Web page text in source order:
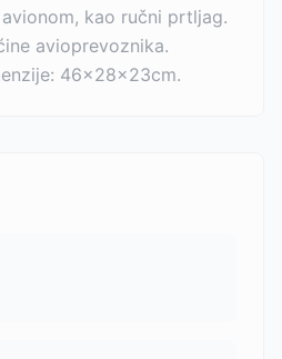
kao ručni prtljag.
avioprevoznika.
46x28x23cm.